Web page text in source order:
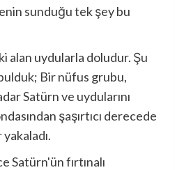
sunduğu tek şey bu
alan uydularla doludur. Şu
Bir nüfus grubu,
Satürn ve uydularını
şaşırtıcı derecede
Satürn'ün fırtınalı